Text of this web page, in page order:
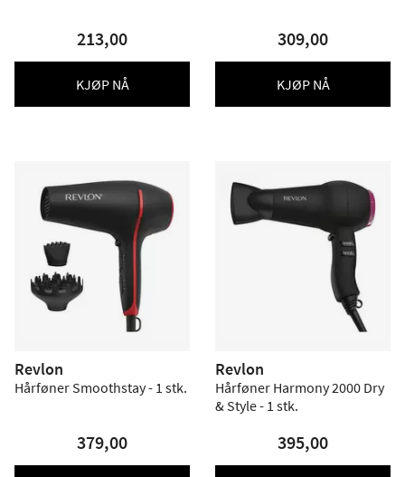
213,00
KJØP NÅ
309,00
KJØP NÅ
Revlon
Hårføner Smoothstay - 1 stk.
379,00
Revlon
Hårføner Harmony 2000 Dry
& Style - 1 stk.
395,00